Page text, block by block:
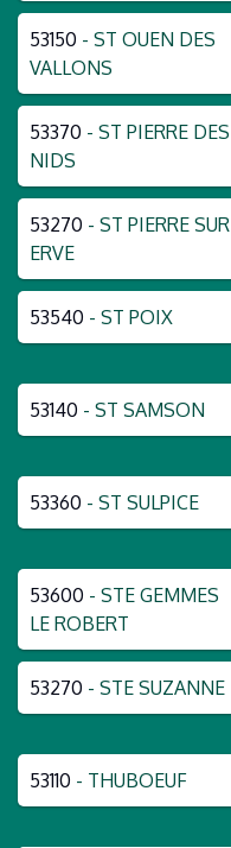
53150 - ST OUEN DES
VALLONS
53370 - ST PIERRE DES
NIDS
53270 - ST PIERRE SUR
ERVE
53540 - ST POIX
53140 - ST SAMSON
53360 - ST SULPICE
53600 - STE GEMMES
LE ROBERT
53270 - STE SUZANNE
53110 - THUBOEUF